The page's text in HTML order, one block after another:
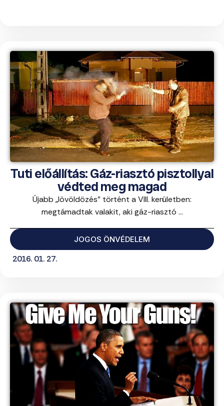
Tuti előállítás: Gáz-riasztó pisztollyal
védted meg magad
Újabb „lövöldözés” történt a VIII. kerületben:
megtámadtak valakit, aki gáz-riasztó ...
JOGOS ÖNVÉDELEM
2016. 01. 27.